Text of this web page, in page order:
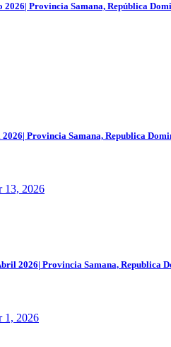
2026| Provincia Samana, República
Provincia Samana, Republica
13, 2026
2026| Provincia Samana, Republica
1, 2026